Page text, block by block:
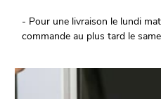
- Pour une livraison le lundi
commande au plus tard le